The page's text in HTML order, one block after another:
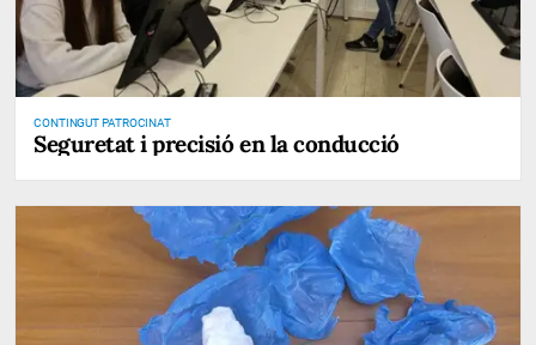
CONTINGUT PATROCINAT
Seguretat i precisió en la conducció